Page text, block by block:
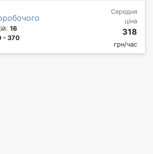
16
- 370
Середня
ціна
318
грн/час